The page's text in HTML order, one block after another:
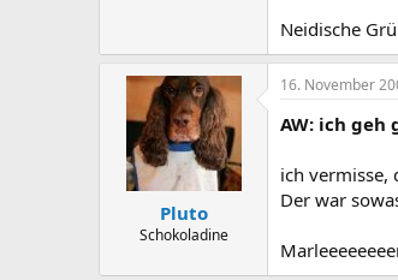
Neidische
Pluto
Schokoladine
16. November
AW: ich
ich vermisse,
Der war